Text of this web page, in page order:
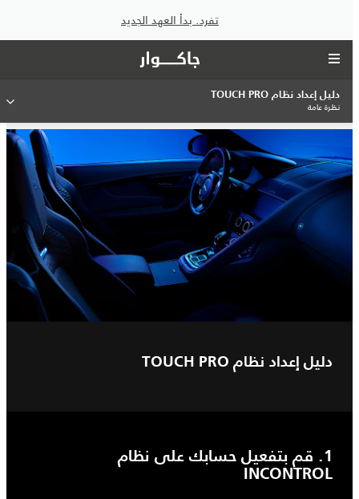
تفرد. بدأ العهد الجديد
دليل إعداد نظام TOUCH PRO
نظرة عامة
دليل إعداد نظام TOUCH PRO
1. قم بتفعيل حسابك على نظام
INCONTROL